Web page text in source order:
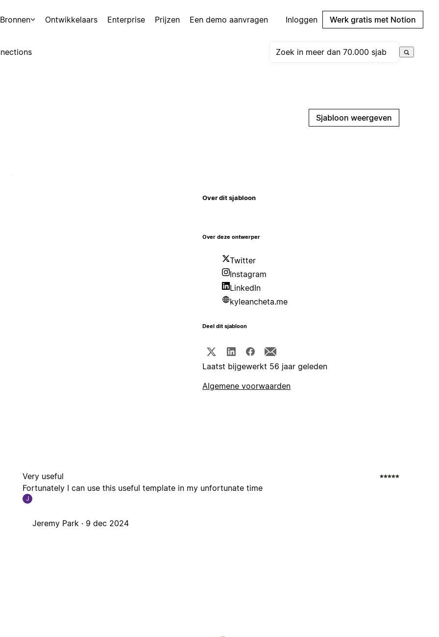
Bronnen Ontwikkelaars Enterprise Prijzen Een demo aanvragen Inloggen Werk gratis met Notion
Sjabloon weergeven
Over dit sjabloon
Over deze ontwerper
Twitter
Instagram
LinkedIn
kyleancheta.me
Deel dit sjabloon
Laatst bijgewerkt 56 jaar geleden
Algemene voorwaarden
Very useful
Fortunately I can use this useful template in my unfortunate time
J
Jeremy Park · 9 dec 2024